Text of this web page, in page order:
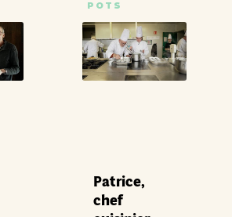
POTS
Patrice,
chef